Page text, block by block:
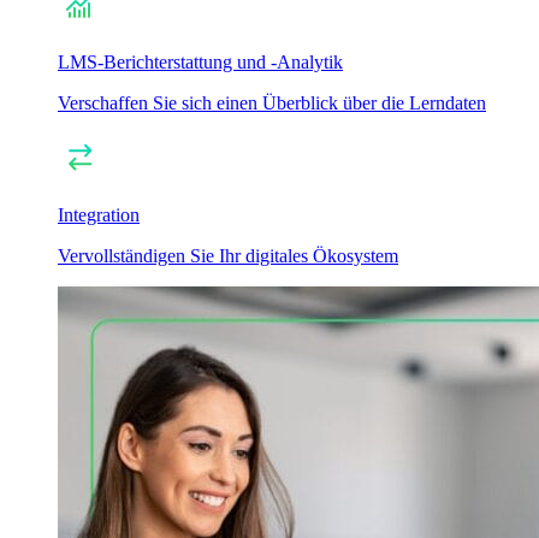
LMS-Berichterstattung und -Analytik
Verschaffen Sie sich einen Überblick über die Lerndaten
Integration
Vervollständigen Sie Ihr digitales Ökosystem